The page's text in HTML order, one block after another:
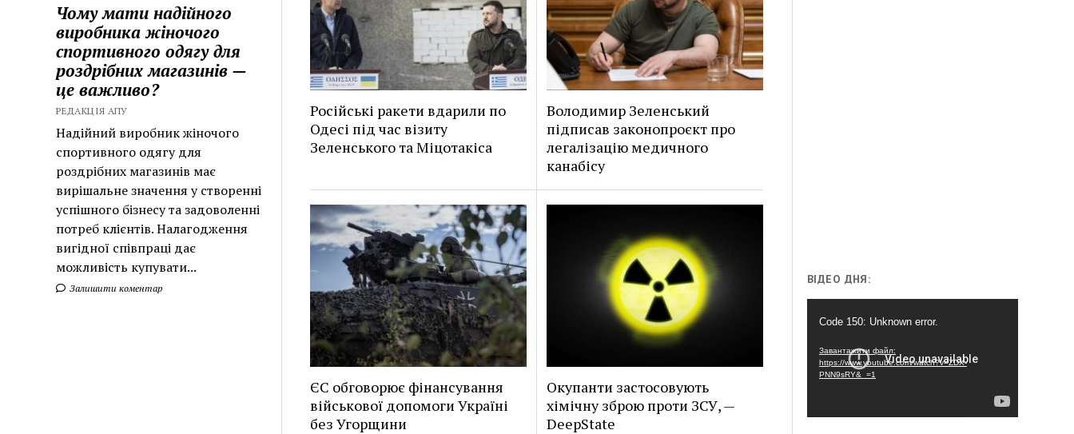
Чому мати надійного
виробника жіночого
спортивного одягу для
роздрібних магазинів —
це важливо?
РЕДАКЦІЯ АПУ
Надійний виробник жіночого
спортивного одягу для
роздрібних магазинів має
вирішальне значення у створенні
успішного бізнесу та задоволенні
потреб клієнтів. Налагодження
вигідної співпраці дає
можливість купувати...
Залишити коментар
Російські ракети вдарили по
Одесі під час візиту
Зеленського та Міцотакіса
Володимир Зеленський
підписав законопроєкт про
легалізацію медичного
канабісу
ЄС обговорює фінансування
військової допомоги Україні
без Угорщини
Окупанти застосовують
хімічну зброю проти ЗСУ, —
DeepState
ВІДЕО ДНЯ:
Code 150: Unknown error.
Завантажити файл:
https://www.youtube.com/watch?v=ZDX-
PNN9sRY&_=1